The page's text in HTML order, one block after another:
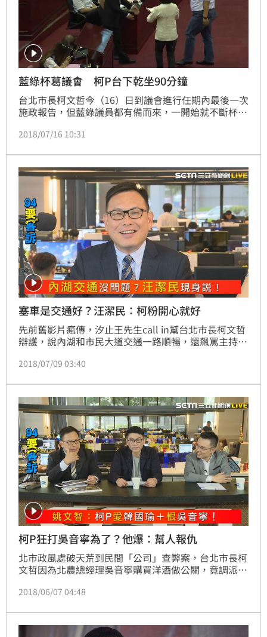
藍綠杯葛議會 柯P台下乾坐90分鐘
台北市長柯文哲今（16）日到議會進行任期內最後一次
施政報告，但藍綠議員都有備而來，一開始就不斷杯
王世堅更準備了面具送給柯文哲，還現場演起變臉秀，
台報告。
2018/07/16 10:31
塞車是交通好？汪潔民：柯粉開心就好
先前舊影片瘋傳，汐止王先生call in幫台北市長柯文哲
辯護，說內湖和市民大道交通一路順暢，還飆罵主持人
汪潔民在三立新聞網94要客訴進行中，竟主動要求再播
巴！！！
2018/07/09 03:40
柯P狂打吳音寧為了？他爆：幫人報仇
北市政風處破天荒到民間「公司」查弊案，台北市長柯
文哲因為北農總經理吳音寧購買洋酒做公關，竟調派政
人，民進黨市議員梁文傑，國民黨文傳會副主委洪孟楷
下來，吳音寧的命運就是差不多該準備紙箱，打包回家
了。
2018/06/07 04:48